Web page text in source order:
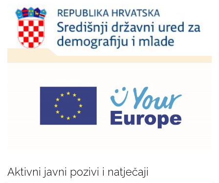
Aktivni javni pozivi i natječaji